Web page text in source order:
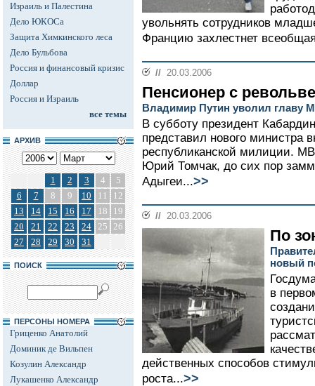
Израиль и Палестина
Дело ЮКОСа
Защита Химкинского леса
Дело Бульбова
Россия и финансовый кризис
Доллар
Россия и Израиль
все темы
АРХИВ
1 2 3 4
5
6
7 8 9 10 11
12
13
14 15 16 17 18
19
20
21 22 23 24 25 26
27
28 29 30 31
ПОИСК
ПЕРСОНЫ НОМЕРА
Гриценко Анатолий
Доминик де Вильпен
Козулин Александр
Лукашенко Александр
увольнять сотрудников
Францию захлестнет
// 20.03.2006
Пенсионер с
Владимир Путин уволил главу
В субботу президент
представил нового министра
республиканской милиции.
Юрий Томчак, до сих пор
Адыгеи...>>
// 20.03.2006
По
новый
в
действенных способов
роста...>>